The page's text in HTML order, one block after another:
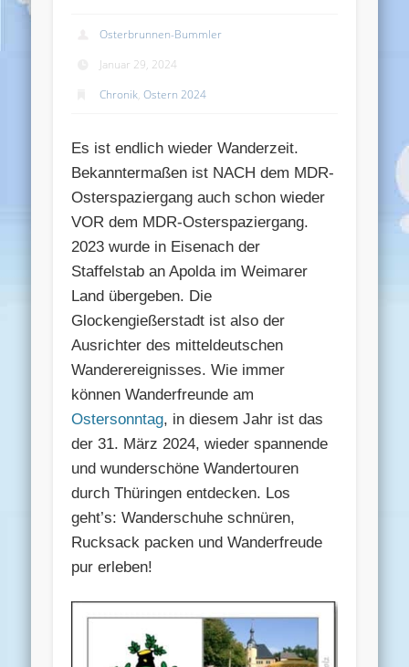
Osterbrunnen-Bummler
Januar 29, 2024
Chronik,Ostern 2024
Es ist endlich wieder Wanderzeit.
Bekanntermaßen ist NACH dem MDR-
Osterspaziergang auch schon wieder
VOR dem MDR-Osterspaziergang.
2023 wurde in Eisenach der
Staffelstab an Apolda im Weimarer
Land übergeben. Die
Glockengießerstadt ist also der
Ausrichter des mitteldeutschen
Wanderereignisses. Wie immer
können Wanderfreunde am
Ostersonntag, in diesem Jahr ist das
der 31. März 2024, wieder spannende
und wunderschöne Wandertouren
durch Thüringen entdecken. Los
geht’s: Wanderschuhe schnüren,
Rucksack packen und Wanderfreude
pur erleben!